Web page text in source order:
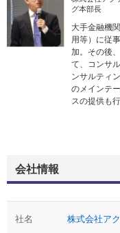
グ本部長
大手金融機
用等）に従
加。その後
て、コンサ
ンサルティ
のメインテ
スの提供も
会社情報
社名 株式会社ア